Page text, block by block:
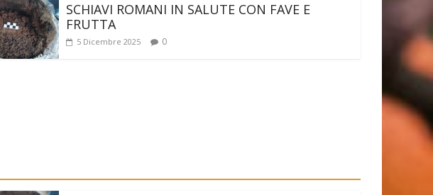
SCHIAVI ROMANI IN SALUTE CON FAVE E
FRUTTA
5 Dicembre 2025 0